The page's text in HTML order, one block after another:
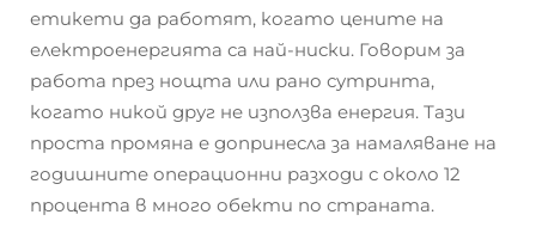
етикети да работят, когато цените на
електроенергията са най-ниски. Говорим за
работа през нощта или рано сутринта,
когато никой друг не използва енергия. Тази
проста промяна е допринесла за намаляване на
годишните операционни разходи с около 12
процента в много обекти по страната.